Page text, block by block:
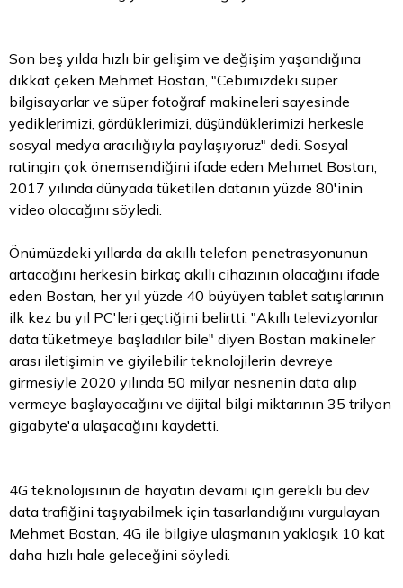
Son beş yılda hızlı bir gelişim ve değişim yaşandığına
dikkat çeken Mehmet Bostan, "Cebimizdeki süper
bilgisayarlar ve süper fotoğraf makineleri sayesinde
yediklerimizi, gördüklerimizi, düşündüklerimizi herkesle
sosyal medya aracılığıyla paylaşıyoruz" dedi. Sosyal
ratingin çok önemsendiğini ifade eden Mehmet Bostan,
2017 yılında dünyada tüketilen datanın yüzde 80'inin
video olacağını söyledi.
Önümüzdeki yıllarda da akıllı telefon penetrasyonunun
artacağını herkesin birkaç akıllı cihazının olacağını ifade
eden Bostan, her yıl yüzde 40 büyüyen tablet satışlarının
ilk kez bu yıl PC'leri geçtiğini belirtti. "Akıllı televizyonlar
data tüketmeye başladılar bile" diyen Bostan makineler
arası iletişimin ve giyilebilir teknolojilerin devreye
girmesiyle 2020 yılında 50 milyar nesnenin data alıp
vermeye başlayacağını ve dijital bilgi miktarının 35 trilyon
gigabyte'a ulaşacağını kaydetti.
4G teknolojisinin de hayatın devamı için gerekli bu dev
data trafiğini taşıyabilmek için tasarlandığını vurgulayan
Mehmet Bostan, 4G ile bilgiye ulaşmanın yaklaşık 10 kat
daha hızlı hale geleceğini söyledi.